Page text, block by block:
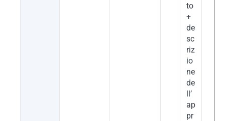
to
+
de
sc
riz
io
ne
de
ll’
ap
pr